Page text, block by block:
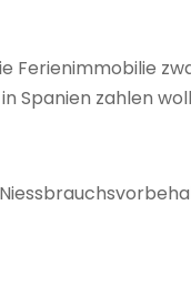
Ferienimmobilie
Spanien zahlen